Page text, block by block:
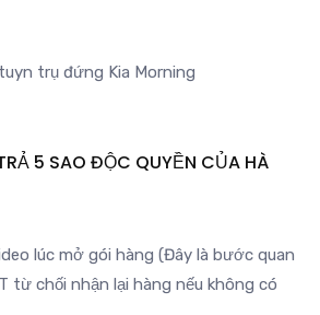
5 SAO ĐỘC QUYỀN CỦA HÀ
lúc mở gói hàng (Đây là bước quan
từ chối nhận lại hàng nếu không có